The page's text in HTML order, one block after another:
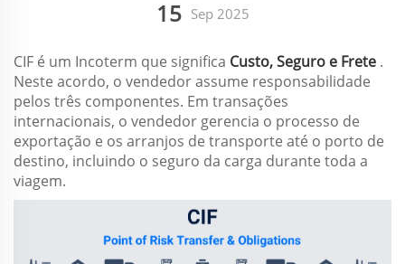
15 Sep 2025
CIF é um Incoterm que significa Custo, Seguro e Frete .
Neste acordo, o vendedor assume responsabilidade
pelos três componentes. Em transações
internacionais, o vendedor gerencia o processo de
exportação e os arranjos de transporte até o porto de
destino, incluindo o seguro da carga durante toda a
viagem.